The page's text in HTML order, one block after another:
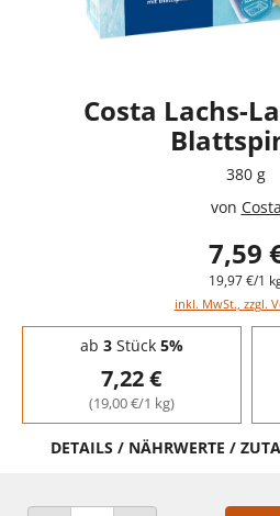
Costa Lachs-
380 g
von Costa
7,59
19,97 €/1
inkl. MwSt., zzgl.
Staffelpreise - Mengenrabatt
ab 3Stück 5%
7,22 €
(19,00 €/1 kg)
DETAILS / NÄHRWERTE /